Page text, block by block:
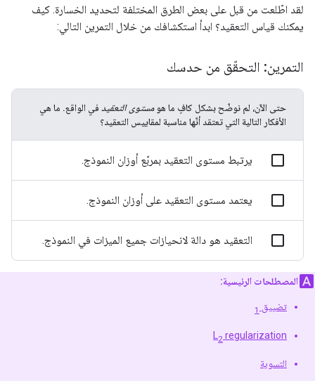
لقد اطّلعت من قبل على بعض الطرق المختلفة لتحديد الخسارة. كيف
يمكنك قياس التعقيد؟ ابدأ استكشافك من خلال التمرين التالي:
التمرين: التحقّق من حدسك
حتى الآن، لم نوضّح بشكل كافٍ ما هومستوى التعقيد في الواقع. ما هي
الأفكار التالية التي تعتقد أنّها مناسبة لمقاييس التعقيد؟
يرتبط مستوى التعقيد بمربّع أوزان النموذج.
يعتمد مستوى التعقيد على أوزان النموذج.
التعقيد هو دالة لانحيازات جميع الميزات في النموذج.
المصطلحات الرئيسية:
تضييق 1
L 2 regularization
التسوية